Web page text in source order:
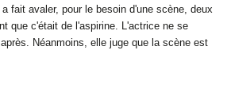
fait avaler, pour le besoin d'une scène, deux
que c'était de l'aspirine. L'actrice ne se
Néanmoins, elle juge que la scène est